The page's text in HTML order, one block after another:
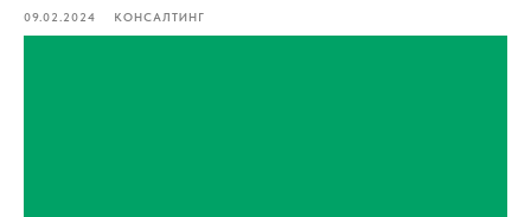
09.02.2024 КОНСАЛТИНГ